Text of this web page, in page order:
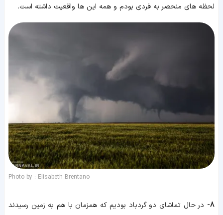
لحظه های منحصر به فردی بودم و همه این ها واقعیت داشته است.
Photo by : Elisabeth Brentano
8-
در حال تماشای دو گردباد بودیم که همزمان با هم به زمین رسیدند